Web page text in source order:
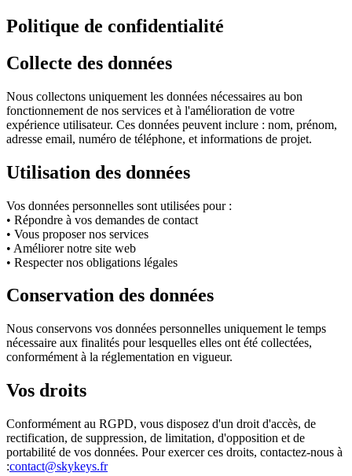
Politique de confidentialité
Collecte des données
Nous collectons uniquement les données nécessaires au bon
fonctionnement de nos services et à l'amélioration de votre
expérience utilisateur. Ces données peuvent inclure : nom, prénom,
adresse email, numéro de téléphone, et informations de projet.
Utilisation des données
Vos données personnelles sont utilisées pour :
• Répondre à vos demandes de contact
• Vous proposer nos services
• Améliorer notre site web
• Respecter nos obligations légales
Conservation des données
Nous conservons vos données personnelles uniquement le temps
nécessaire aux finalités pour lesquelles elles ont été collectées,
conformément à la réglementation en vigueur.
Vos droits
Conformément au RGPD, vous disposez d'un droit d'accès, de
rectification, de suppression, de limitation, d'opposition et de
portabilité de vos données. Pour exercer ces droits, contactez-nous à
:contact@skykeys.fr